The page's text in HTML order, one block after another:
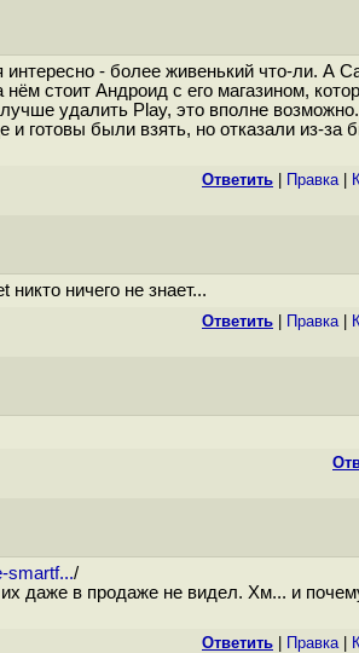
- более живенький что-ли. А
стоит Андроид с его магазином,
удалить Play, это вполне
готовы были взять, но отказали из-
Ответить Правка|
ничего не знает...
Ответить Правка|
smartf.../
даже в продаже не видел. Хм... и
Ответить Правка|